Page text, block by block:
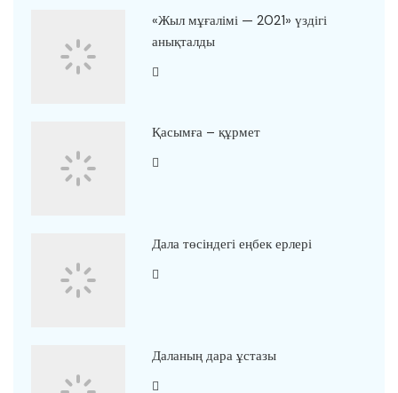
«Жыл мұғалімі — 2021» үздігі
анықталды
Қасымға – құрмет
Дала төсіндегі еңбек ерлері
Даланың дара ұстазы